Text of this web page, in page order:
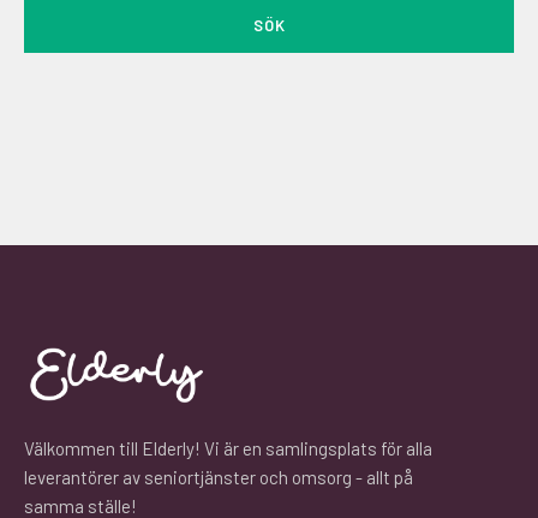
Välkommen till Elderly! Vi är en samlingsplats för alla
leverantörer av seniortjänster och omsorg - allt på
samma ställe!